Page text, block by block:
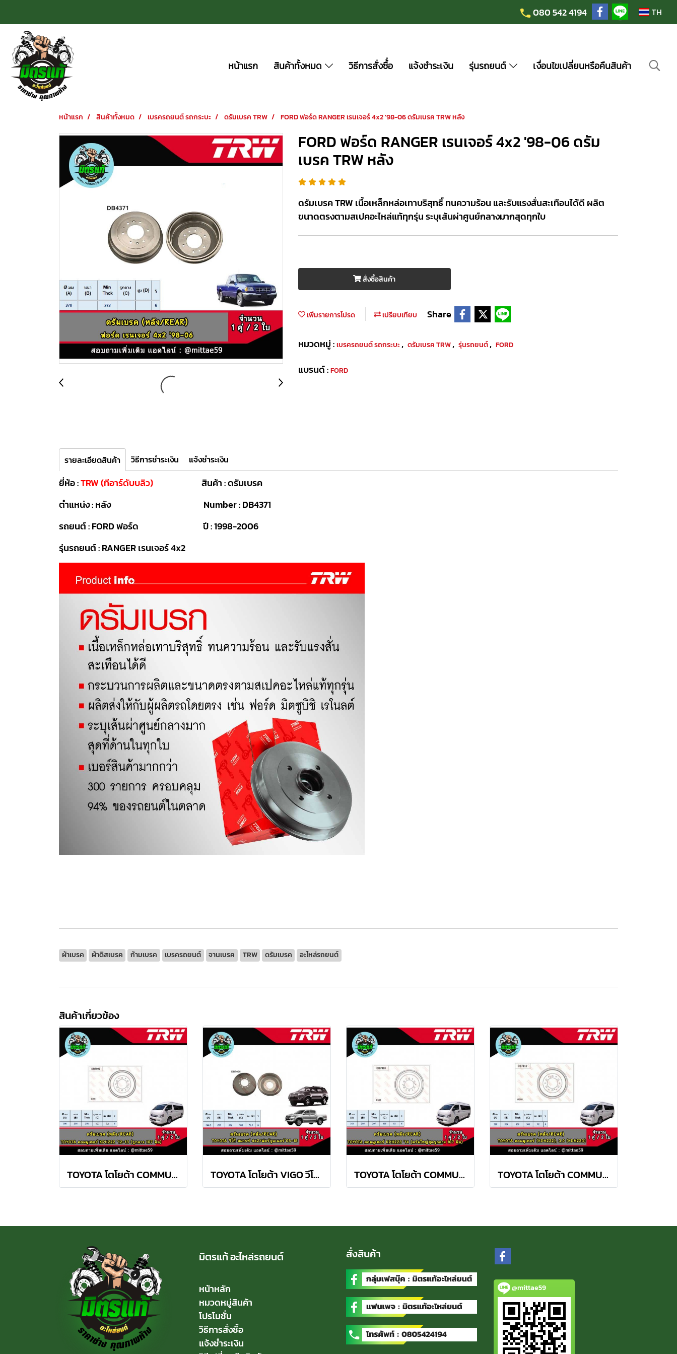
080 542 4194 TH
หน้าแรก สินค้าทั้งหมด วิธีการสั่งซื้่อ แจ้งชำระเงิน รุ่นรถยนต์ เงื่อนไขเปลี่ยนหรือคืนสินค้า
หน้าแรก สินค้าทั้งหมด เบรครถยนต์ รถกระบะ ดรัมเบรค TRW FORD ฟอร์ด RANGER เรนเจอร์ 4x2 '98-06 ดรัมเบรค TRW หลัง
FORD ฟอร์ด RANGER เรนเจอร์ 4x2 '98-06 ดรัม
เบรค TRW หลัง
ดรัมเบรค TRW เนื้อเหล็กหล่อเทาบริสุทธิ์ ทนความร้อน และรับแรงสั่นสะเทือนได้ดี ผลิต
ขนาดตรงตามสเปคอะไหล่แท้ทุกรุ่น ระบุเส้นผ่าศูนย์กลางมากสุดทุกใบ
สั่งซื้อสินค้า
เพิ่มรายการโปรด เปรียบเทียบ Share
หมวดหมู่ :เบรครถยนต์ รถกระบะ, ดรัมเบรค TRW, รุ่นรถยนต์, FORD
แบรนด์ :FORD
รายละเอียดสินค้า วิธีการชำระเงิน แจ้งชำระเงิน
ยี่ห้อ :TRW (ทีอาร์ดับบลิว) สินค้า : ดรัมเบรค
ตำแหน่ง : หลัง Number : DB4371
รถยนต์ : FORD ฟอร์ด ปี : 1998-2006
รุ่นรถยนต์ : RANGER เรนเจอร์ 4x2
ผ้าเบรค ผ้าดิสเบรค ก้ามเบรค เบรครถยนต์ จานเบรค TRW ดรัมเบรค อะไหล่รถยนต์
สินค้าเกี่ยวข้อง
TOYOTA โตโยต้า COMMUTER คอมมูเตอร์ 2.5 KDH222 ดรัมเบรค TRW หลัง TOYOTA โตโยต้า VIGO วีโก้ 4x4, FORTUNER '05-15 ดรัมเบรค TRW หลัง TOYOTA โตโยต้า COMMUTER คอมมูเตอร์ 3.0 KDH222 ดรัมเบรค TRW หลัง(copy) TOYOTA โตโยต้า COMMUTER คอมมูเตอร์ 2.5, 3.0 ดรัมเบรค TRW หลัง
มิตรแท้ อะไหล่รถยนต์
หน้าหลัก
หมวดหมู่สินค้า
โปรโมชั่น
วิธีการสั่งซื้อ
แจ้งชำระเงิน
สั่งสินค้า
@mittae59